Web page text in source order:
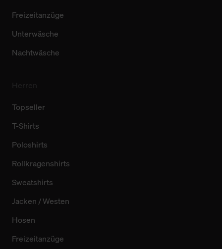
Freizeitanzüge
Unterwäsche
Nachtwäsche
Topseller
T-Shirts
Poloshirts
Rollkragenshirts
Sweatshirts
Jacken / Westen
Hosen
Freizeitanzüge